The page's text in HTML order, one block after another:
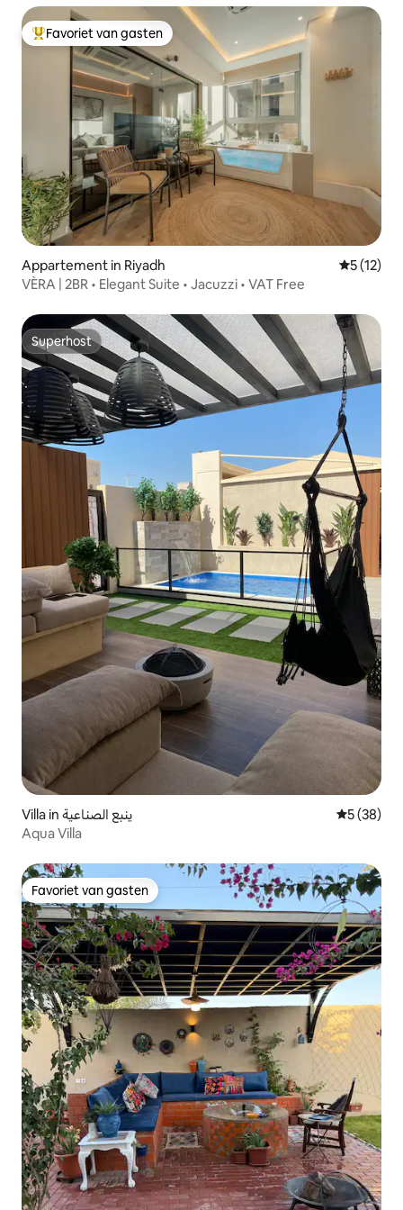
Topfavoriet van gasten
Favoriet van gasten
Appartement in Riyadh
5 (12)
VÈRA | 2BR • Elegant Suite • Jacuzzi • VAT Free
Superhost
Superhost
Villa in ينبع الصناعية
5 (38)
Aqua Villa
Favoriet van gasten
Favoriet van gasten